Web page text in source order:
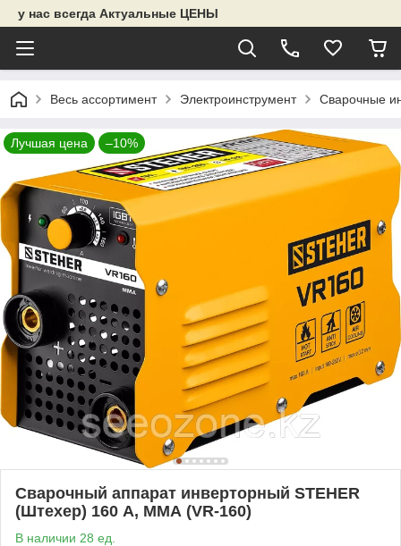
у нас всегда Актуальные ЦЕНЫ
Весь ассортимент Электроинструмент Сварочные
Лучшая цена –10%
Сварочный аппарат инверторный STEHER
(Штехер) 160 А, ММА (VR-160)
В наличии 28 ед.